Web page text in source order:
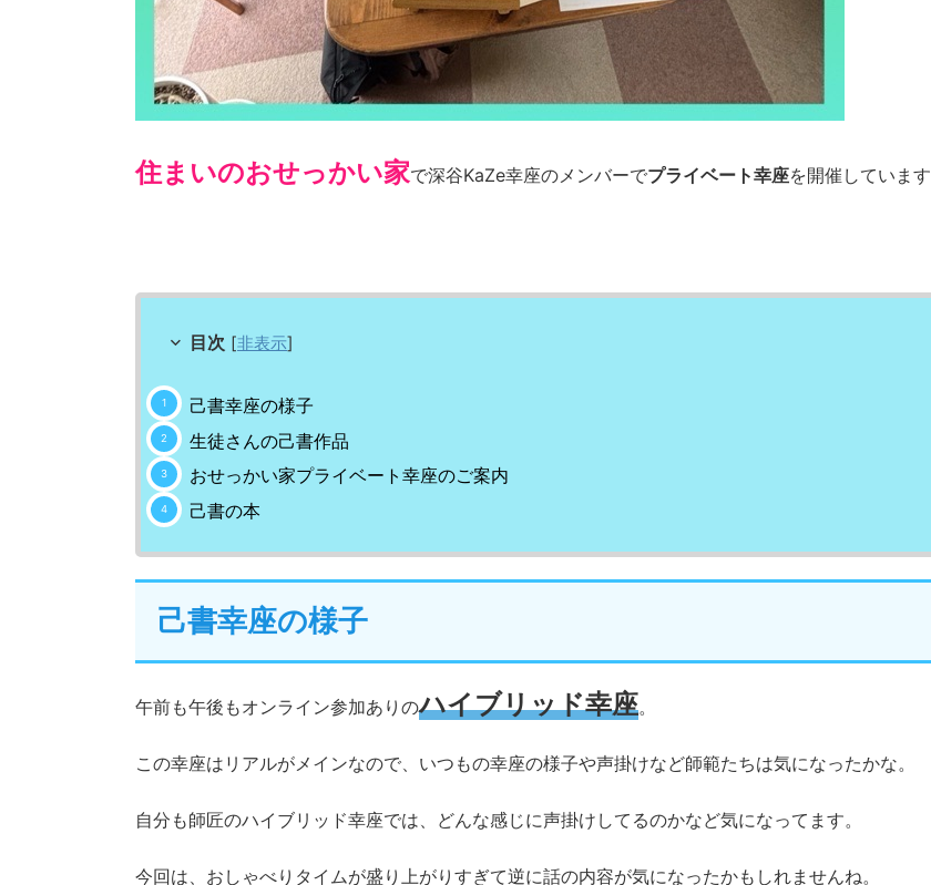
住まいのおせっかい家で深谷KaZe幸座のメンバーでプライベート幸座を開催しています
目次 [非表示]
己書幸座の様子
生徒さんの己書作品
おせっかい家プライベート幸座のご案内
己書の本
己書幸座の様子
午前も午後もオンライン参加ありのハイブリッド幸座。
この幸座はリアルがメインなので、いつもの幸座の様子や声掛けなど師範たちは気になったかな。
自分も師匠のハイブリッド幸座では、どんな感じに声掛けしてるのかなど気になってます。
今回は、おしゃべりタイムが盛り上がりすぎて逆に話の内容が気になったかもしれませんね。